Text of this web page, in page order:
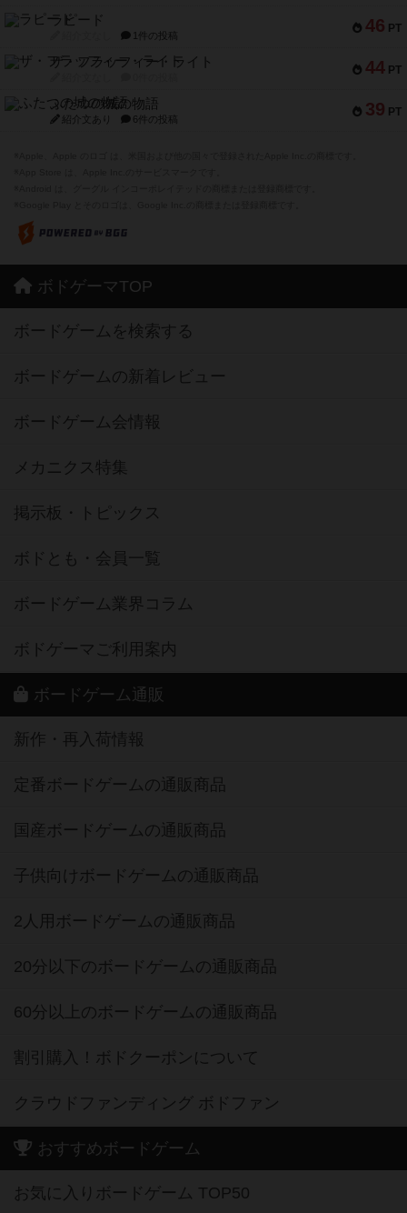
46 PT
ラピード
1件の投稿
44 PT
ザ・フラッフィー・ライト
39 PT
ふたつの城の物語
紹介文あり 6件の投稿
ボドゲーマTOP
ボードゲームを検索する
ボードゲームの新着レビュー
ボードゲーム会情報
メカニクス特集
掲示板・トピックス
ボドとも・会員一覧
ボードゲーム業界コラム
ボドゲーマご利用案内
ボードゲーム通販
新作・再入荷情報
定番ボードゲームの通販商品
国産ボードゲームの通販商品
子供向けボードゲームの通販商品
2人用ボードゲームの通販商品
20分以下のボードゲームの通販商品
60分以上のボードゲームの通販商品
割引購入！ボドクーポンについて
クラウドファンディング ボドファン
おすすめボードゲーム
お気に入りボードゲーム TOP50